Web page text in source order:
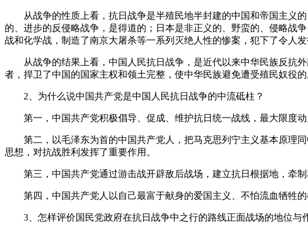
从战争的性质上看，抗日战争是半殖民地半封建的中国和帝国主义的
的、进步的反侵略战争，是得道的；日本是非正义的、野蛮的、侵略战
战和化学战，制造了南京大屠杀等一系列灭绝人性的惨案，犯下了令人
从战争的结果上看，中国人民抗日战争，是近代以来中华民族反抗外
者，捍卫了中国的国家主权和领土完整，使中华民族避免遭受殖民奴役的
2、为什么说中国共产党是中国人民抗日战争的中流砥柱？
第一，中国共产党积极倡导、促成、维护抗日统一战线，最大限度动
第二，以毛泽东为首的中国共产党人，把马克思列宁主义基本原理同
思想，对抗战胜利发挥了重要作用。
第三，中国共产党通过游击战开辟敌后战场，建立抗日根据地，牵制
第四，中国共产党人以自己最富于献身的爱国主义、不怕流血牺牲的
3、怎样评价国民党政府在抗日战争中之行的路线正面战场的地位与